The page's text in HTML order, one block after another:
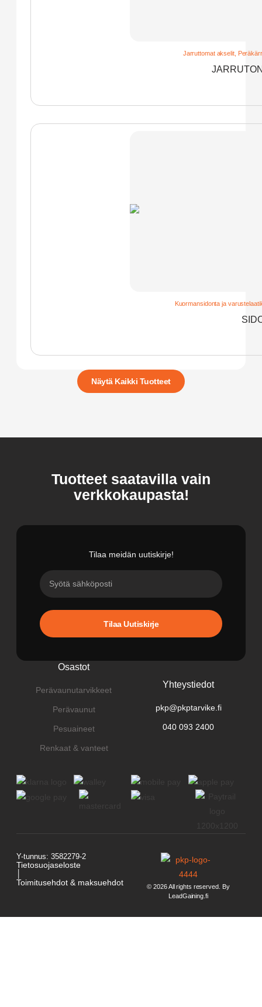
Näytä Kaikki Tuotteet
Jarruttomat akselit,
Kuormansidonta ja
Tuotteet saatavilla vain
verkkokaupasta!
Tilaa meidän uutiskirje!
Tilaa Uutiskirje
Osastot
Perävaunutarvikkeet
Perävaunut
Pesuaineet
Renkaat & vanteet
Yhteystiedot
pkp@pkptarvike.fi
040 093 2400
© 2026 All rights reserved. By
LeadGaining.fi
Y-tunnus: 3582279-2
Tietosuojaseloste
Toimitusehdot & maksuehdot